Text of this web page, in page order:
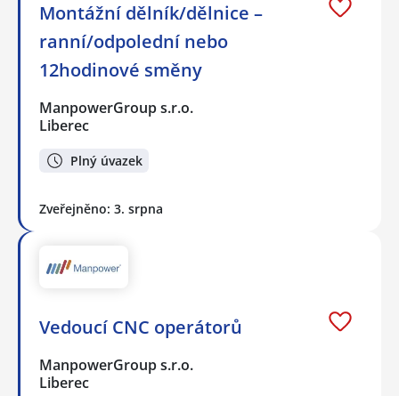
Montážní dělník/dělnice –
ranní/odpolední nebo
12hodinové směny
ManpowerGroup s.r.o.
Liberec
Plný úvazek
Zveřejněno: 3. srpna
Vedoucí CNC operátorů
ManpowerGroup s.r.o.
Liberec